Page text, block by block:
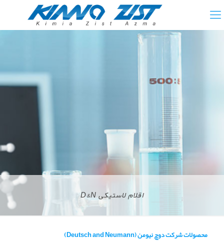
اقلام لاستیکی D&N
محصولات شرکت دوچ نیومن (Deutsch and Neumann)